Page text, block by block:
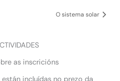
O sistema solar
as inscricións